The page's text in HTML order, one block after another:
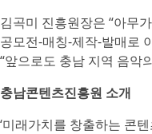
김곡미 진흥원장은 “아무
공모전-매칭-제작-발매로
“앞으로도 충남 지역 음악
충남콘텐츠진흥원 소개
‘미래가치를 창출하는 콘